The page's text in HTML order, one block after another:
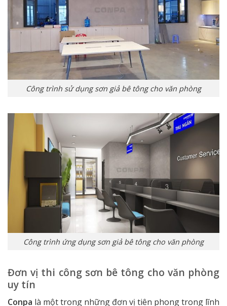
Công trình sử dụng sơn giả bê tông cho văn phòng
Công trình ứng dụng sơn giả bê tông cho văn phòng
Đơn vị thi công sơn bê tông cho văn phòng
uy tín
Conpa là một trong những đơn vị tiên phong trong lĩnh